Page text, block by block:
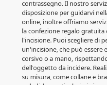
contrassegno. Il nostro
disposizione per guidarvi
online, inoltre offriamo
la confezione regalo
l'incisione. Puoi scegliere di
un'incisione, che può essere
corsivo o a mano,
dell'oggetto da incidere.
su misura, come collane e